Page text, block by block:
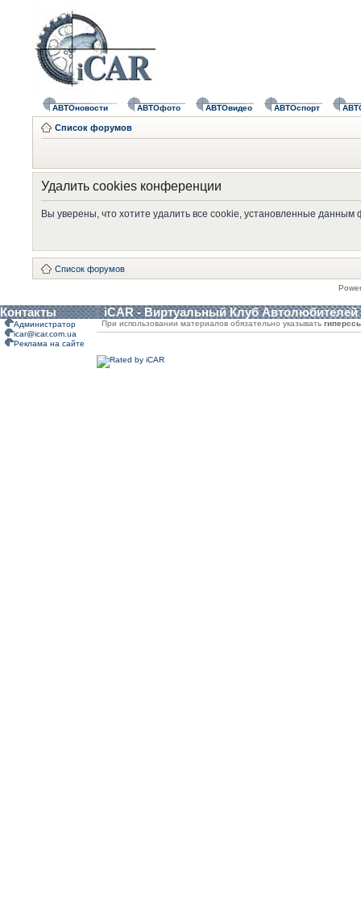
АВТОновости АВТОфото АВТОвидео АВТОспорт
Список форумов
Удалить cookies конференции
Вы уверены, что хотите удалить все cookie, установленные
Список форумов
Контакты iCAR - Виртуальный Клуб Автолюбителей
Администратор
icar@icar.com.ua
Реклама на сайте
При использовании материалов обязательно указывать